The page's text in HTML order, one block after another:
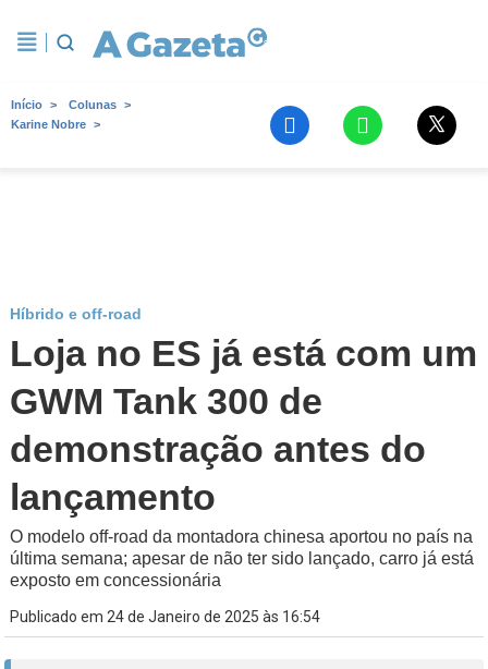
Início
Colunas
Karine Nobre
Híbrido e off-road
Loja no ES já está com um
GWM Tank 300 de
demonstração antes do
lançamento
O modelo off-road da montadora chinesa aportou no país na
última semana; apesar de não ter sido lançado, carro já está
exposto em concessionária
Publicado em 24 de Janeiro de 2025 às 16:54